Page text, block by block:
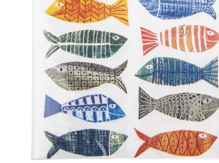
Zum Anfang der Bildergalerie springen
35010984
PPD Servietten
Atlantic